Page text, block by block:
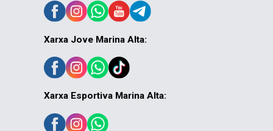
Xarxa Jove Marina Alta:
Xarxa Esportiva Marina Alta: